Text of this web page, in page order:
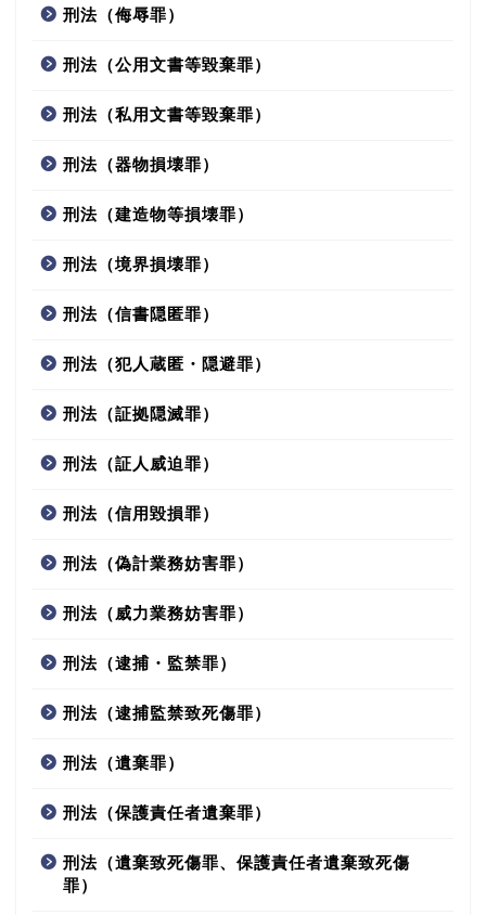
刑法（侮辱罪）
刑法（公用文書等毀棄罪）
刑法（私用文書等毀棄罪）
刑法（器物損壊罪）
刑法（建造物等損壊罪）
刑法（境界損壊罪）
刑法（信書隠匿罪）
刑法（犯人蔵匿・隠避罪）
刑法（証拠隠滅罪）
刑法（証人威迫罪）
刑法（信用毀損罪）
刑法（偽計業務妨害罪）
刑法（威力業務妨害罪）
刑法（逮捕・監禁罪）
刑法（逮捕監禁致死傷罪）
刑法（遺棄罪）
刑法（保護責任者遺棄罪）
刑法（遺棄致死傷罪、保護責任者遺棄致死傷
罪）